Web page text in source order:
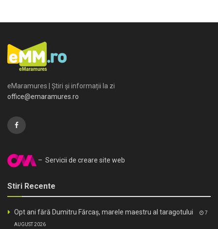
eMaramures | Știri și informații la zi
office@emaramures.ro
– Servicii de creare site web
Stiri Recente
Opt ani fără Dumitru Fărcaș, marele maestru al taragotului 7
AUGUST 2026